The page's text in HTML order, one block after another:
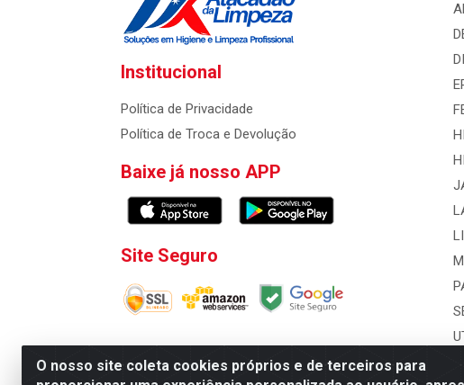
O nosso site coleta cookies próprios e de terceiros para
Institucional
Política de Privacidade
Política de Troca e Devolução
Baixe já nosso APP
Site Seguro